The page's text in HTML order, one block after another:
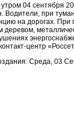
04 сентября
Водители, при
на дорогах. При
деревом,
центр
Среда, 03